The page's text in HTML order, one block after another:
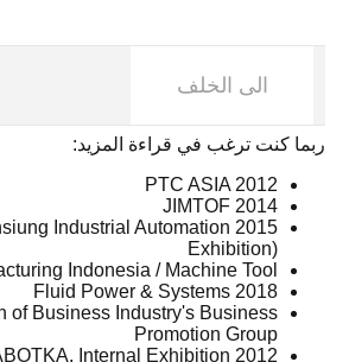
الى الخلف
ربما كنت ترغب في قراءة المزيد:
PTC ASIA 2012
JIMTOF 2014
Industrial Automation
Exhibition)
Indonesia / Machine Tool
2018 Fluid Power & Systems
of Business Industry's Business
Promotion Group
Internal Exhibition